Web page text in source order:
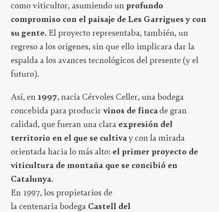
como viticultor, asumiendo un profundo
compromiso con el paisaje de Les Garrigues y con
su gente. El proyecto representaba, también, un
regreso a los orígenes, sin que ello implicara dar la
espalda a los avances tecnológicos del presente (y el
futuro).
Así, en 1997, nacía Cérvoles Celler, una bodega
concebida para producirvinos de fincade gran
calidad, que fueran una clara expresión del
territorio en el que se cultivaycon la mirada
orientada hacia lo más alto: el primer proyecto de
viticultura de montaña que se concibió en
Catalunya.
En 1997, los propietarios de
lacentenariabodega Castell del